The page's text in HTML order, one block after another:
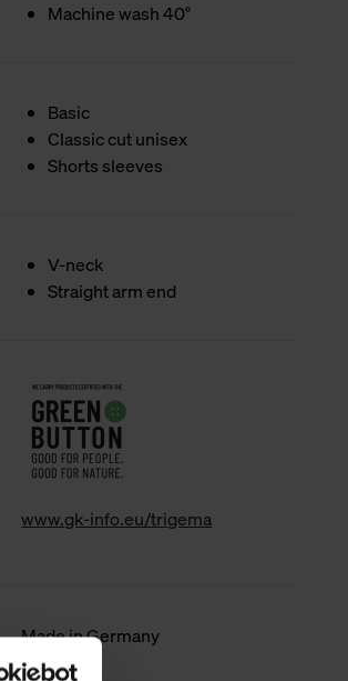
Machine wash 40°
Basic
Classic cut unisex
Shorts sleeves
V-neck
Straight arm end
www.gk-info.eu/trigema
Made in Germany